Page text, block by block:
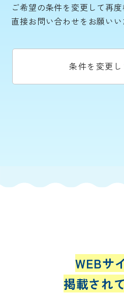
ご希望の条件を変更して再度
直接お問い合わせをお願いい
条件を変更
WEBサ
掲載され